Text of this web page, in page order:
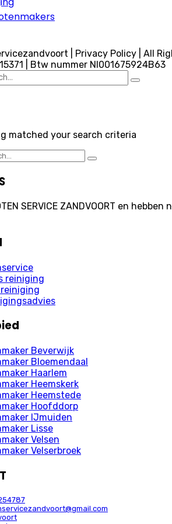
| Privacy Policy | All
| Btw nummer Nl001675924B63
matched your search criteria
SERVICE ZANDVOORT en
reiniging
Beverwijk
Bloemendaal
Haarlem
Heemskerk
Heemstede
Hoofddorp
IJmuiden
Lisse
Velsen
Velserbroek